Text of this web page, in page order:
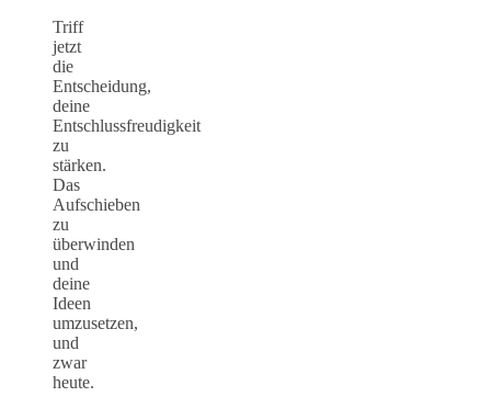
Triff
jetzt
die
Entscheidung,
deine
Entschlussfreudigkeit
zu
stärken.
Das
Aufschieben
zu
überwinden
und
deine
Ideen
umzusetzen,
und
zwar
heute.